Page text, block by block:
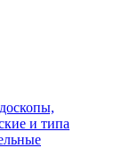
и типа